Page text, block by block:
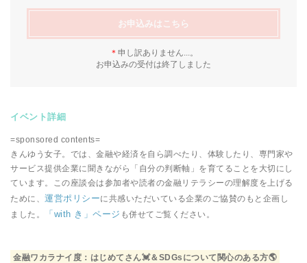
イベント詳細
=sponsored contents=
きんゆう女子。では、金融や経済を自ら調べたり、体験したり、専門家や
サービス提供企業に聞きながら「自分の判断軸」を育てることを大切にし
ています。この座談会は参加者や読者の金融リテラシーの理解度を上げる
ために、 運営ポリシーに共感いただいている企業のご協賛のもと企画し
ました。
「with き」ページ も併せてご覧ください。
金融ワカラナイ度：はじめてさん💓＆SDGsについて関心のある方🌎
お申込みはこちら
＊ 申し訳ありません...。
お申込みの受付は終了しました